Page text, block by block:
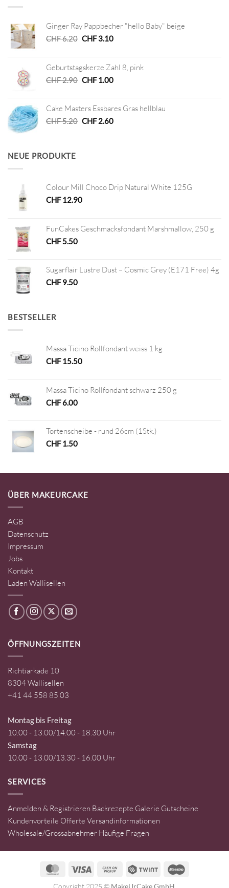
Ginger Ray Pappbecher "hello Baby" beige
CHF6.20 Ursprünglicher
CHF 6.20
CHF3.10Aktueller
CHF 3.10.
Geburtstagskerze Zahl 8, pink
CHF2.90 Ursprünglicher
CHF 2.90
CHF1.00Aktueller
CHF 1.00.
Cake Masters Essbares Gras hellblau
CHF5.20 Ursprünglicher
CHF2.60Aktueller
NEUE PRODUKTE
Colour Mill Choco Drip Natural White 125G
CHF12.90
FunCakes Geschmacksfondant Marshmallow, 250 g
CHF5.50
Sugarflair Lustre Dust – Cosmic Grey (E171 Free) 4g
CHF9.50
BESTSELLER
Massa Ticino Rollfondant weiss 1 kg
CHF15.50
Massa Ticino Rollfondant schwarz 250 g
CHF6.00
Tortenscheibe - rund 26cm (1Stk.)
CHF1.50
ÜBER MAKEURCAKE
AGB
Datenschutz
Impressum
Jobs
Kontakt
Laden Wallisellen
ÖFFNUNGSZEITEN
Richtiarkade 10
8304 Wallisellen
+41 44 558 85 03
Montag bis Freitag
10.00 - 13.00/14.00 - 18.30 Uhr
Samstag
10.00 - 13.00/13.30 - 16.00 Uhr
SERVICES
Anmelden & Registrieren Backrezepte Galerie Gutscheine
Kundenvorteile Offerte Versandinformationen
Wholesale/Grossabnehmer Häufige Fragen
MasterCardVisa
Cash
Twint